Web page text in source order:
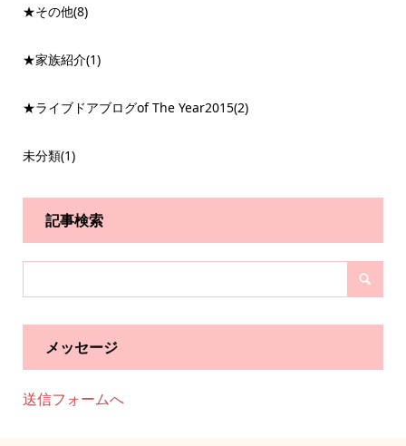
★その他(8)
★家族紹介(1)
★ライブドアブログof The Year2015(2)
未分類(1)
記事検索
メッセージ
送信フォームへ